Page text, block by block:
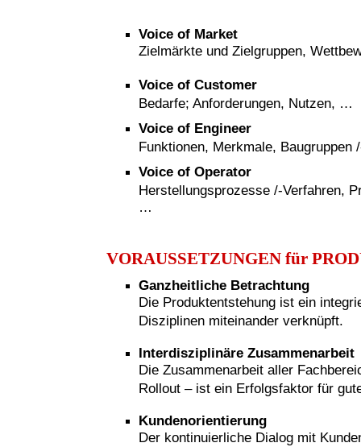
Voice of Market
Zielmärkte und Zielgruppen,
Voice of Customer
Bedarfe; Anforderungen, Nutzen, …
Voice of Engineer
Funktionen, Merkmale,
Voice of Operator
Herstellungsprozesse /-Verfahren,
VORAUSSETZUNGEN für
Ganzheitliche Betrachtung
Die Produktentstehung ist ein
Disziplinen miteinander verknüpft.
Interdisziplinäre Zusammenarbeit
Die Zusammenarbeit aller
Rollout – ist ein Erfolgsfaktor für
Kundenorientierung
Der kontinuierliche Dialog mit